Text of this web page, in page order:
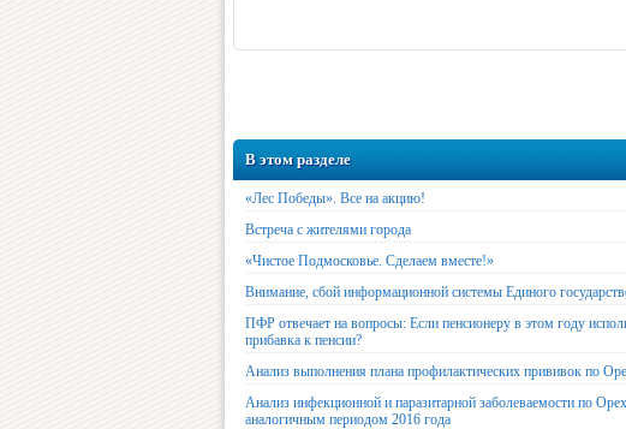
В этом разделе
«Лес Победы». Все на акцию!
Встреча с жителями города
«Чистое Подмосковье. Сделаем вместе!»
Внимание, сбой информационной системы Единого
ПФР отвечает на вопросы: Если пенсионеру в этом году
прибавка к пенсии?
Анализ выполнения плана профилактических прививок по
Анализ инфекционной и паразитарной заболеваемости по
аналогичным периодом 2016 года